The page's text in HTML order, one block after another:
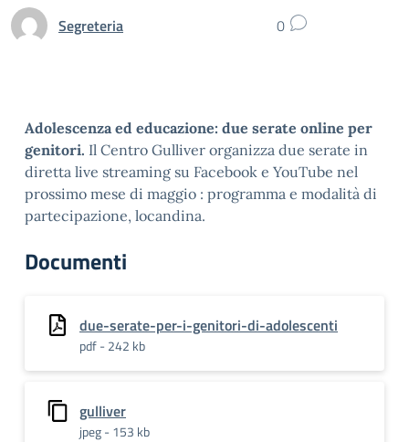
Segreteria 0
Adolescenza ed educazione: due serate online per
genitori. Il Centro Gulliver organizza due serate in
diretta live streaming su Facebook e YouTube nel
prossimo mese di maggio : programma e modalità di
partecipazione, locandina.
Documenti
due-serate-per-i-genitori-di-adolescenti
pdf - 242 kb
gulliver
jpeg - 153 kb